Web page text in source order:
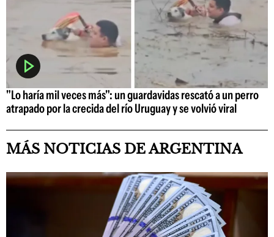
"Lo haría mil veces más": un guardavidas rescató a un perro
atrapado por la crecida del río Uruguay y se volvió viral
MÁS NOTICIAS DE ARGENTINA